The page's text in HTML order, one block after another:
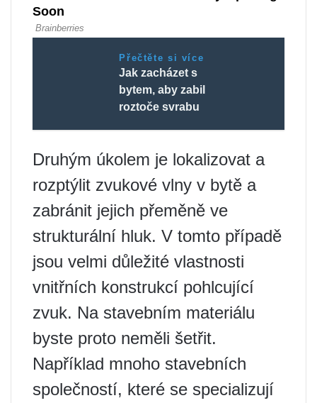
Přečtěte si více
Jak zacházet s
bytem, ​​aby zabil
roztoče svrabu
Druhým úkolem je lokalizovat a
rozptýlit zvukové vlny v bytě a
zabránit jejich přeměně ve
strukturální hluk. V tomto případě
jsou velmi důležité vlastnosti
vnitřních konstrukcí pohlcující
zvuk. Na stavebním materiálu
byste proto neměli šetřit.
Například mnoho stavebních
společností, které se specializují